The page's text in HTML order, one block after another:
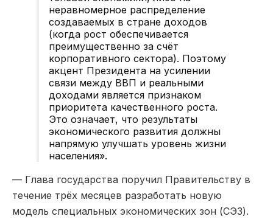
неравномерное распределение
создаваемых в стране доходов
(когда рост обеспечивается
преимущественно за счёт
корпоративного сектора). Поэтому
акцент Президента на усилении
связи между ВВП и реальными
доходами является признаком
приоритета качественного роста.
Это означает, что результаты
экономического развития должны
напрямую улучшать уровень жизни
населения».
— Глава государства поручил Правительству в
течение трёх месяцев разработать новую
модель специальных экономических зон (СЭЗ).